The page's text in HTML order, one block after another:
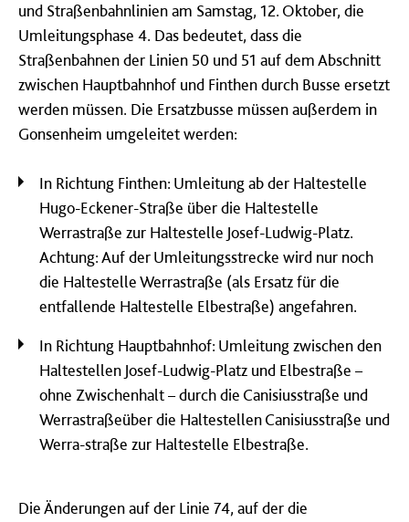
und Straßenbahnlinien am Samstag, 12. Oktober, die
Umleitungsphase 4. Das bedeutet, dass die
Straßenbahnen der Linien 50 und 51 auf dem Abschnitt
zwischen Hauptbahnhof und Finthen durch Busse ersetzt
werden müssen. Die Ersatzbusse müssen außerdem in
Gonsenheim umgeleitet werden:
In Richtung Finthen: Umleitung ab der Haltestelle
Hugo-Eckener-Straße über die Haltestelle
Werrastraße zur Haltestelle Josef-Ludwig-Platz.
Achtung: Auf der Umleitungsstrecke wird nur noch
die Haltestelle Werrastraße (als Ersatz für die
entfallende Haltestelle Elbestraße) angefahren.
In Richtung Hauptbahnhof: Umleitung zwischen den
Haltestellen Josef-Ludwig-Platz und Elbestraße –
ohne Zwischenhalt – durch die Canisiusstraße und
Werrastraßeüber die Haltestellen Canisiusstraße und
Werra-straße zur Haltestelle Elbestraße.
Die Änderungen auf der Linie 74, auf der die